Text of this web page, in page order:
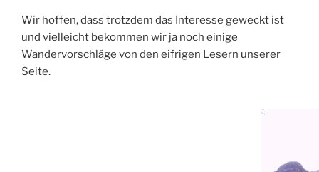
Wir hoffen, dass trotzdem das Interesse geweckt ist
und vielleicht bekommen wir ja noch einige
Wandervorschläge von den eifrigen Lesern unserer
Seite.